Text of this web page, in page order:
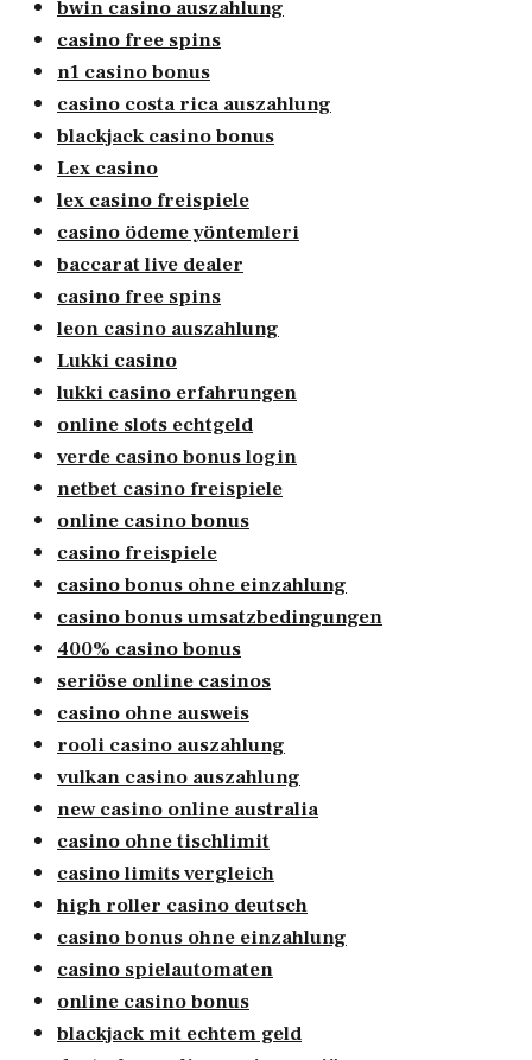
bwin casino auszahlung
casino free spins
n1 casino bonus
casino costa rica auszahlung
blackjack casino bonus
Lex casino
lex casino freispiele
casino ödeme yöntemleri
baccarat live dealer
casino free spins
leon casino auszahlung
Lukki casino
lukki casino erfahrungen
online slots echtgeld
verde casino bonus login
netbet casino freispiele
online casino bonus
casino freispiele
casino bonus ohne einzahlung
casino bonus umsatzbedingungen
400% casino bonus
seriöse online casinos
casino ohne ausweis
rooli casino auszahlung
vulkan casino auszahlung
new casino online australia
casino ohne tischlimit
casino limits vergleich
high roller casino deutsch
casino bonus ohne einzahlung
casino spielautomaten
online casino bonus
blackjack mit echtem geld